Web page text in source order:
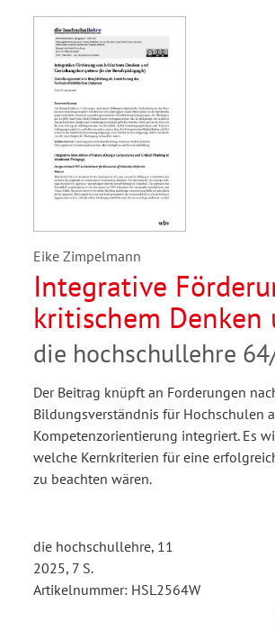
Eike Zimpelmann
Integrative
kritischem Denken
der
Berufsbildung als
Anreicherung des
Diskurses
die hochschullehre
Der Beitrag knüpft an Forderungen
Bildungsverständnis für Hochschulen
Kompetenzorientierung integriert. Es
welche Kernkriterien für eine
zu beachten wären.
die hochschullehre, 11
2025, 7 S.
Artikelnummer: HSL2564W